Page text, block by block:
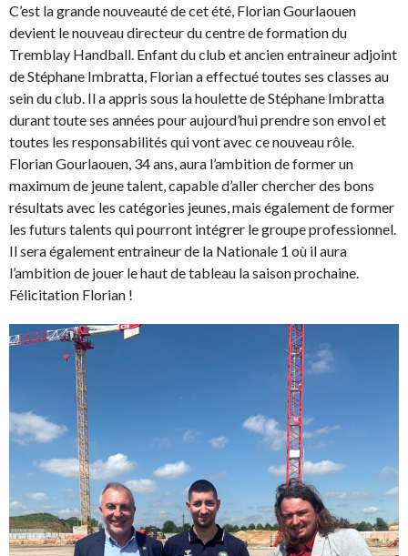
C’est la grande nouveauté de cet été, Florian Gourlaouen
devient le nouveau directeur du centre de formation du
Tremblay Handball. Enfant du club et ancien entraineur adjoint
de Stéphane Imbratta, Florian a effectué toutes ses classes au
sein du club. Il a appris sous la houlette de Stéphane Imbratta
durant toute ses années pour aujourd’hui prendre son envol et
toutes les responsabilités qui vont avec ce nouveau rôle.
Florian Gourlaouen, 34 ans, aura l’ambition de former un
maximum de jeune talent, capable d’aller chercher des bons
résultats avec les catégories jeunes, mais également de former
les futurs talents qui pourront intégrer le groupe professionnel.
Il sera également entraineur de la Nationale 1 où il aura
l’ambition de jouer le haut de tableau la saison prochaine.
Félicitation Florian !